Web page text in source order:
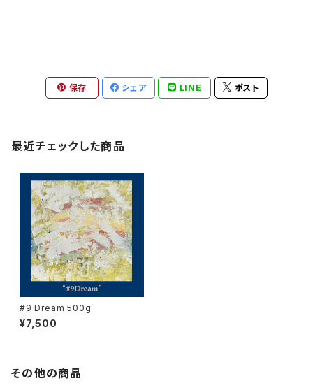
保存 シェア LINE ポスト
最近チェックした商品
#9 Dream 500g
¥7,500
その他の商品